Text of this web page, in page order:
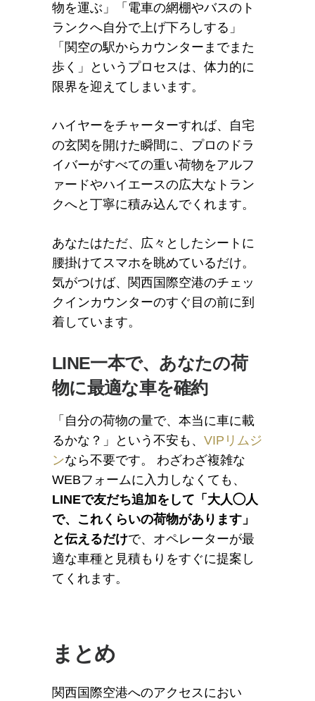
物を運ぶ」「電車の網棚やバスのト
ランクへ自分で上げ下ろしする」
「関空の駅からカウンターまでまた
歩く」というプロセスは、体力的に
限界を迎えてしまいます。
ハイヤーをチャーターすれば、自宅
の玄関を開けた瞬間に、プロのドラ
イバーがすべての重い荷物をアルフ
ァードやハイエースの広大なトラン
クへと丁寧に積み込んでくれます。
あなたはただ、広々としたシートに
腰掛けてスマホを眺めているだけ。
気がつけば、関西国際空港のチェッ
クインカウンターのすぐ目の前に到
着しています。
LINE一本で、あなたの荷
物に最適な車を確約
「自分の荷物の量で、本当に車に載
るかな？」という不安も、 VIPリムジ
ンなら不要です。 わざわざ複雑な
WEBフォームに入力しなくても、
LINEで友だち追加をして「大人◯人
で、これくらいの荷物があります」
と伝えるだけで、オペレーターが最
適な車種と見積もりをすぐに提案し
てくれます。
まとめ
関西国際空港へのアクセスにおい